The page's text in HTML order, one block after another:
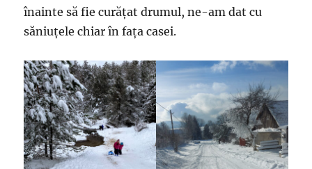
înainte să fie curățat drumul, ne-am dat cu
săniuțele chiar în fața casei.